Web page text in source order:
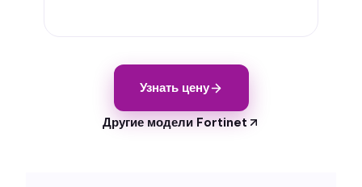
Узнать цену
Другие модели Fortinet